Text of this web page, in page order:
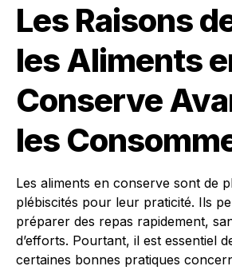
Les Raisons
les Aliments
Conserve
les
Les aliments en conserve sont de
plébiscités pour leur praticité. Ils
préparer des repas rapidement,
d’efforts. Pourtant, il est essentiel
certaines bonnes pratiques